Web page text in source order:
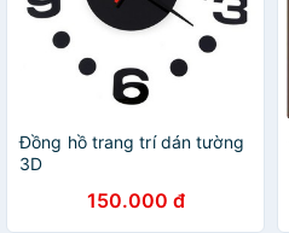
Đồng hồ trang trí dán tường
3D
150.000 đ